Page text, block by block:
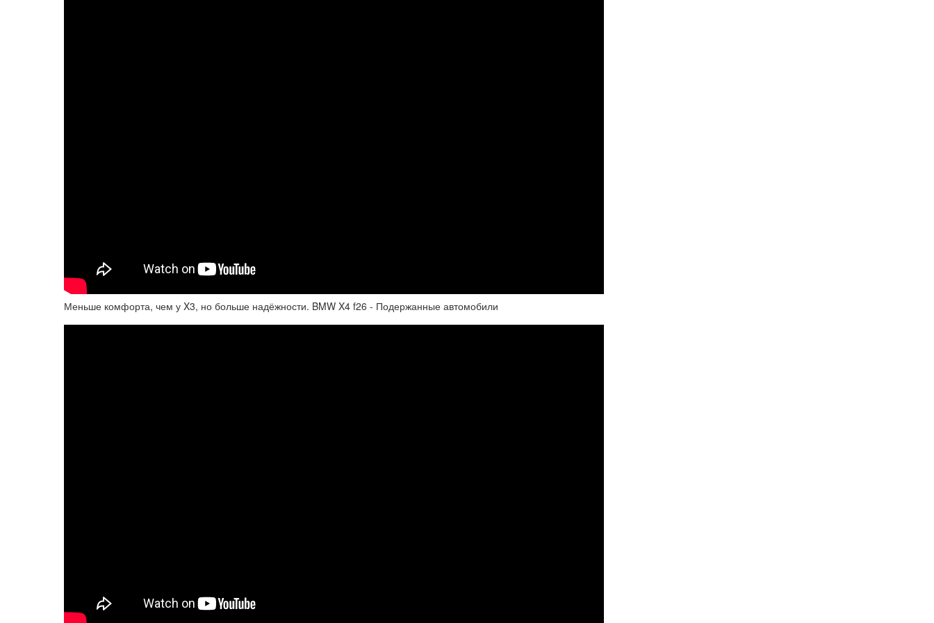
Меньше комфорта, чем у X3, но больше надёжности. BMW X4 f26 - Подержанные автомобили